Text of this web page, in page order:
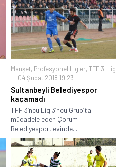
Manşet, Profesyonel Ligler, TFF 3. Lig
04 Şubat 2018 19:23
Sultanbeyli Belediyespor
kaçamadı
TFF 3’ncü Lig 3’ncü Grup’ta
mücadele eden Çorum
Belediyespor, evinde...